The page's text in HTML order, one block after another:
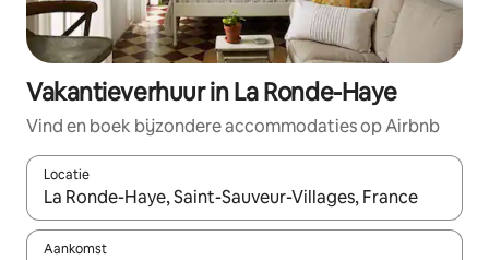
Vakantieverhuur in La Ronde-Haye
Vind en boek bijzondere accommodaties op Airbnb
Locatie
Wanneer er suggesties beschikbaar zijn, maak je een keuze
Aankomst